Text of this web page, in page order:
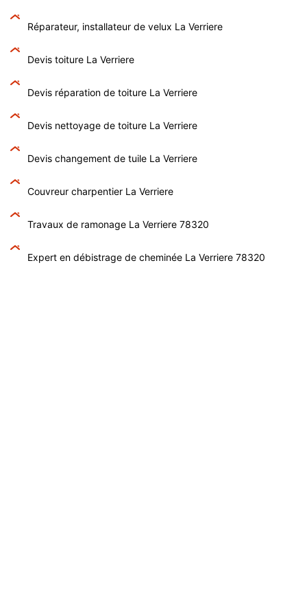
Réparateur, installateur de velux La Verriere
Devis toiture La Verriere
Devis réparation de toiture La Verriere
Devis nettoyage de toiture La Verriere
Devis changement de tuile La Verriere
Couvreur charpentier La Verriere
Travaux de ramonage La Verriere 78320
Expert en débistrage de cheminée La Verriere 78320